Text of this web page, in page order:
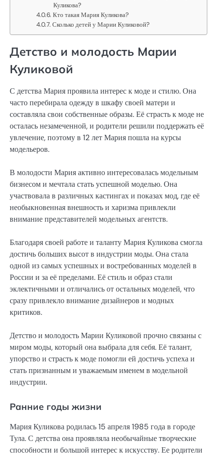
Куликова?
Кто такая Мария Куликова?
Сколько детей у Марии Куликовой?
Детство и молодость Марии
Куликовой
С детства Мария проявила интерес к моде и стилю. Она
часто перебирала одежду в шкафу своей матери и
составляла свои собственные образы. Её страсть к моде не
осталась незамеченной, и родители решили поддержать её
увлечение, поэтому в 12 лет Мария пошла на курсы
модельеров.
В молодости Мария активно интересовалась модельным
бизнесом и мечтала стать успешной моделью. Она
участвовала в различных кастингах и показах мод, где её
необыкновенная внешность и харизма привлекли
внимание представителей модельных агентств.
Благодаря своей работе и таланту Мария Куликова смогла
достичь больших высот в индустрии моды. Она стала
одной из самых успешных и востребованных моделей в
России и за её пределами. Её стиль и образ стали
эклектичными и отличались от остальных моделей, что
сразу привлекло внимание дизайнеров и модных
критиков.
Детство и молодость Марии Куликовой прочно связаны с
миром моды, который она выбрала для себя. Её талант,
упорство и страсть к моде помогли ей достичь успеха и
стать признанным и уважаемым именем в модельной
индустрии.
Ранние годы жизни
Мария Куликова родилась 15 апреля 1985 года в городе
Тула. С детства она проявляла необычайные творческие
способности и большой интерес к искусству. Ее родители